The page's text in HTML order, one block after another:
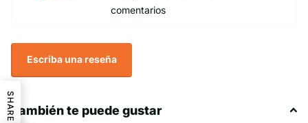
comentarios
Escriba una reseña
También te puede gustar
SHARE